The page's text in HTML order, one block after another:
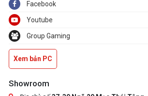
headsets)
LAN
- 2.5 Gigabit LAN 10/100/
- Killer E3100G
- Supports Killer LAN Software
Facebook
Youtube
Group Gaming
Xem bản PC
Showroom